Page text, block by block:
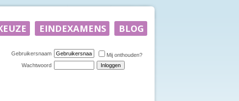
Gebruikersnaam
Mij onthouden?
Wachtwoord